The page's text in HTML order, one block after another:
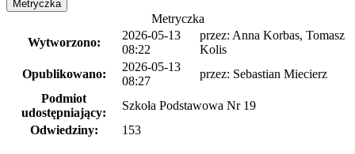
Metryczka
Metryczka
Wytworzono:
2026-05-13
08:22
przez: Anna Korbas, Tomasz
Kolis
Opublikowano:
2026-05-13
08:27
przez: Sebastian Miecierz
Podmiot
udostępniający:
Szkoła Podstawowa Nr 19
Odwiedziny:
153